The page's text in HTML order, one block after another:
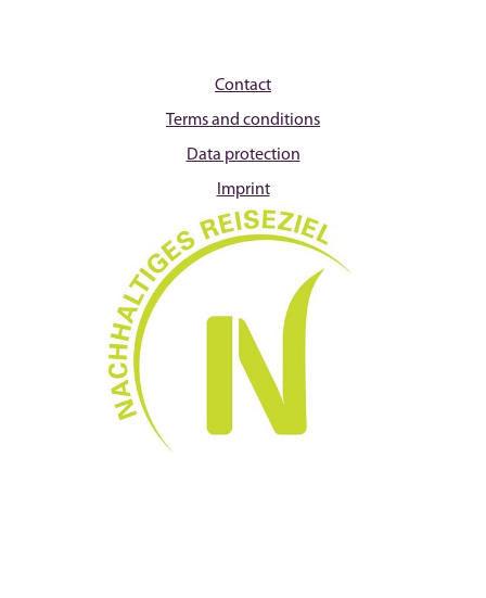
Contact
Terms and conditions
Data protection
Imprint